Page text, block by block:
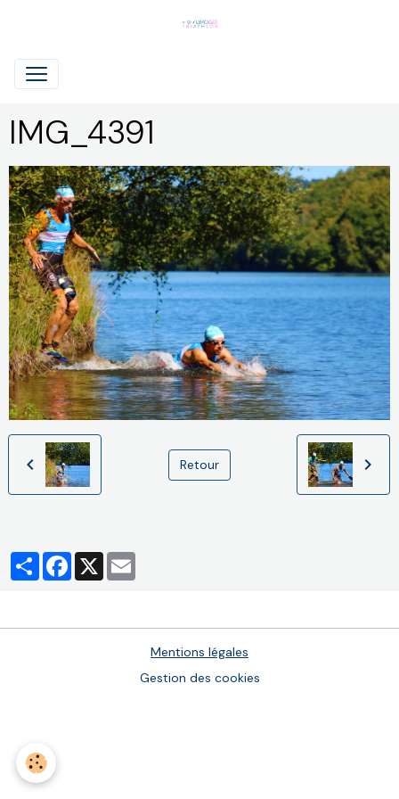
IMG_4391
Retour
PartagerFacebook
X
Mentions légales
Gestion des cookies